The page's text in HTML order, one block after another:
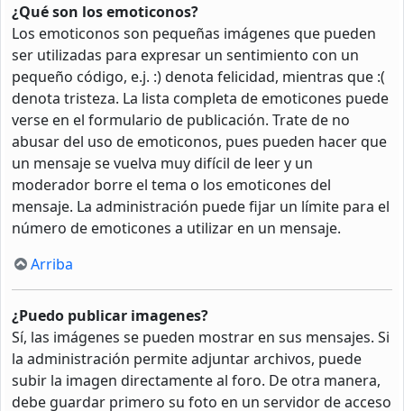
¿Qué son los emoticonos?
Los emoticonos son pequeñas imágenes que pueden
ser utilizadas para expresar un sentimiento con un
pequeño código, e.j. :) denota felicidad, mientras que :(
denota tristeza. La lista completa de emoticones puede
verse en el formulario de publicación. Trate de no
abusar del uso de emoticonos, pues pueden hacer que
un mensaje se vuelva muy difícil de leer y un
moderador borre el tema o los emoticones del
mensaje. La administración puede fijar un límite para el
número de emoticones a utilizar en un mensaje.
Arriba
¿Puedo publicar imagenes?
Sí, las imágenes se pueden mostrar en sus mensajes. Si
la administración permite adjuntar archivos, puede
subir la imagen directamente al foro. De otra manera,
debe guardar primero su foto en un servidor de acceso